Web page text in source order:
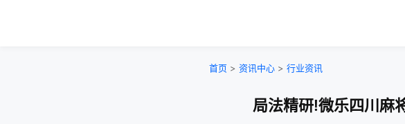
首页 > 资讯中心 > 行业资讯
局法精研!微乐四川麻